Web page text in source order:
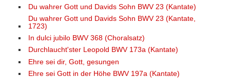
Du wahrer Gott und Davids Sohn BWV 23 (Kantate)
Du wahrer Gott und Davids Sohn BWV 23 (Kantate,
1723)
In dulci jubilo BWV 368 (Choralsatz)
Durchlaucht'ster Leopold BWV 173a (Kantate)
Ehre sei dir, Gott, gesungen
Ehre sei Gott in der Höhe BWV 197a (Kantate)